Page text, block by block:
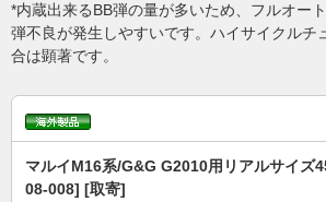
*内蔵出来るBB弾の量が多いため、フルオー
弾不良が発生しやすいです。ハイサイクルチ
合は顕著です。
マルイM16系/G&G G2010用リアルサイズ
08-008] [取寄]